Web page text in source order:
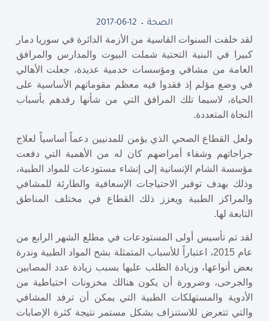
الصحة 2017-06-12
لقد خلفت السنوات القاسية من الأزمة الدائرة في سوريا دمار
كبيرا في البنية التحتية شملت البيوت والمدارس والمرافق
العامة من مشافي ومؤسسات خدمية عديدة، جعلت الأهالي
في وضع مؤلم إذ فقدوا فيه معظم مقوماتهم الأساسية على
الحياة، لاسيما تلك المرافق التي من شأنها رفدهم بأسباب
النجاة المتعددة.
ولعل القطاع الصحي الذي يؤمن للمدنيين دعماً أساسياً لعلاج
جراحاتهم وشفاء أمراضهم كان له من الأهمية التي دفعت
مؤسسة الشام الإنسانية إلى إنشاء مستودعات للمواد الطبية،
وذلك بهدف توفير الاحتياجات الإسعافية والطارئة للمشافي
والمراكز الطبية ويعزز ذلك القطاع في مختلف المناطق
التابعة لها.
لقد تم تأسيس أولى المستودعات في مطلع الشهر الرابع من
عام 2015، اعتباراً للأسباب المتمثلة بشح المواد الطبية وندرة
بعض أنواعها، وزيادة الطلب عليها بسبب زيادة عدد المصابين
والجرحى، وضرورة أن يكون هنالك مخزونات احتياطية من
الأدوية والمستهلكات الطبية التي يمكن أن ترفد المشافي
والتي تتعرض للاستنزاف بشكل مستمر نتيجة كثرة الإصابات